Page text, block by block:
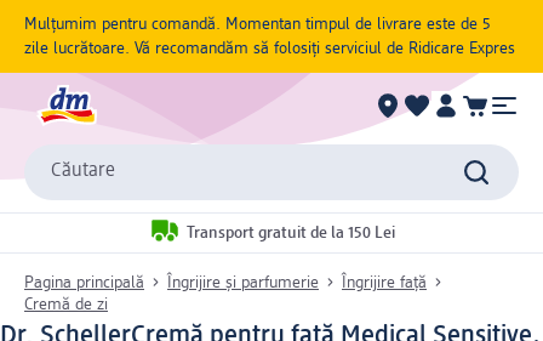
Mulțumim pentru comandă. Momentan timpul de livrare este de 5
zile lucrătoare. Vă recomandăm să folosiți serviciul de Ridicare Expres
Căutare
Transport gratuit de la 150 Lei
Pagina principală Îngrijire și parfumerie
Îngrijire față
Cremă de zi